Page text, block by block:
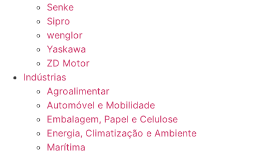
Senke
Sipro
wenglor
Yaskawa
ZD Motor
Indústrias
Agroalimentar
Automóvel e Mobilidade
Embalagem, Papel e Celulose
Energia, Climatização e Ambiente
Marítima